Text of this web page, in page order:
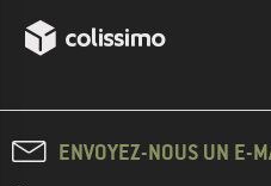
ENVOYEZ-NOUS UN E-